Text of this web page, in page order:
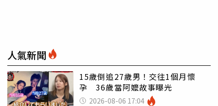
人氣新聞
15歲倒追27歲男！交往1個月懷
孕 36歲當阿嬤故事曝光
2026-08-06 17:04